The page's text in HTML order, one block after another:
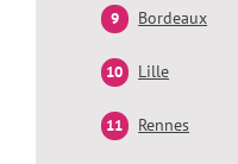
Bordeaux
Lille
Rennes